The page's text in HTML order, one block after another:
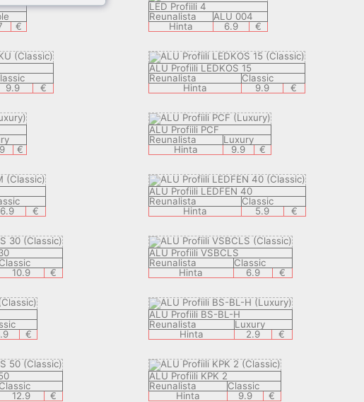
€
LED Profiili 4
Reunalista
ALU 004
Hinta
6.9 €
9.9 €
ALU Profiili LEDKOS 15
Reunalista
Classic
Hinta
9.9 €
€
ALU Profiili PCF
Reunalista
Luxury
Hinta
9.9 €
6.9 €
ALU Profiili LEDFEN 40
Reunalista
Classic
Hinta
5.9 €
Classic
10.9 €
ALU Profiili VSBCLS
Reunalista
Classic
Hinta
6.9 €
€
ALU Profiili BS-BL-H
Reunalista
Luxury
Hinta
2.9 €
Classic
12.9 €
ALU Profiili KPK 2
Reunalista
Classic
Hinta
9.9 €